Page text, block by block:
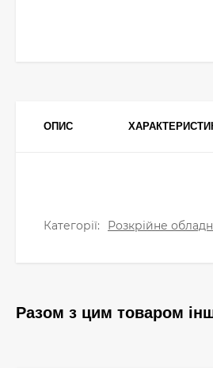
ОПИС
Категорії: Розкрійне
Разом з цим товаром